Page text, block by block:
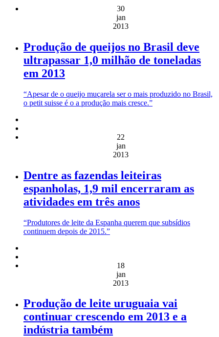
30
jan
2013
Produção de queijos no Brasil deve
ultrapassar 1,0 milhão de toneladas
em 2013
“Apesar de o queijo muçarela ser o mais produzido no Brasil,
o petit suisse é o a produção mais cresce.”
22
jan
2013
Dentre as fazendas leiteiras
espanholas, 1,9 mil encerraram as
atividades em três anos
“Produtores de leite da Espanha querem que subsídios
continuem depois de 2015.”
18
jan
2013
Produção de leite uruguaia vai
continuar crescendo em 2013 e a
indústria também